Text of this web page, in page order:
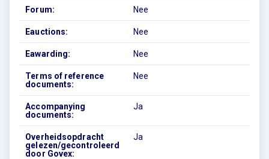
Forum: Nee
Eauctions: Nee
Eawarding: Nee
Terms of reference
documents:
Nee
Accompanying
documents:
Ja
Overheidsopdracht
gelezen/gecontroleerd
door Govex:
Ja